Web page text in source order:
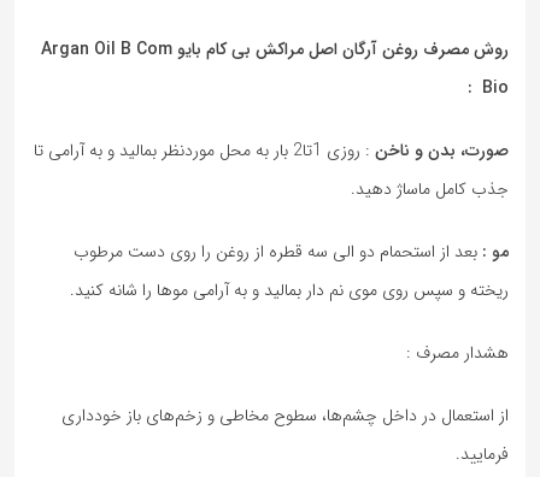
روش مصرف روغن آرگان اصل مراکش بی کام بایو Argan Oil B Com
Bio :
صورت، بدن و ناخن
: روزی 1تا2 بار به محل موردنظر بمالید و به آرامی تا
جذب کامل ماساژ دهید.
مو : بعد از استحمام دو الی سه قطره از روغن را روی دست مرطوب
ریخته و سپس روی موی نم دار بمالید و به آرامی موها را شانه کنید.
هشدار مصرف :
از استعمال در داخل چشم‌ها، سطوح مخاطی و زخم‌های باز خودداری
فرمایید.